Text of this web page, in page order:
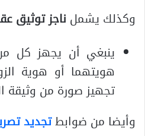
وكذلك يشمل ناجز توثيق
ينبغي أن يجهز كل
هويتهما أو هوية
تجهيز صورة من وثيقة
وأيضا من ضوابطتجديد